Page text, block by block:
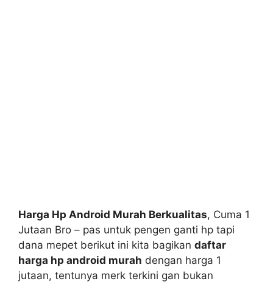
Harga Hp Android Murah Berkualitas, Cuma 1
Jutaan Bro – pas untuk pengen ganti hp tapi
dana mepet berikut ini kita bagikan daftar
harga hp android murah dengan harga 1
jutaan, tentunya merk terkini gan bukan